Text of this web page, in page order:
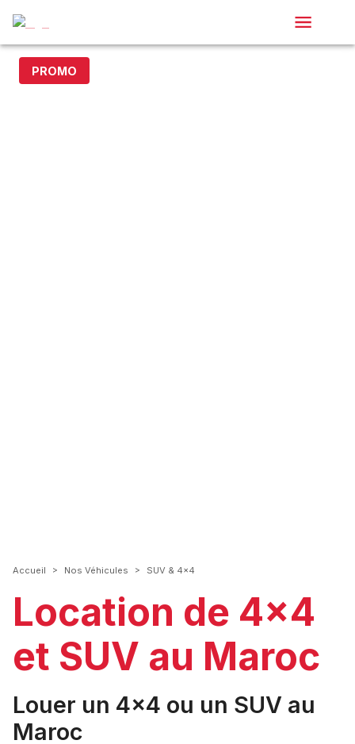
PROMO
Accueil > Nos Véhicules > SUV & 4x4
Location de 4x4
et SUV au Maroc
Louer un 4x4 ou un SUV au
Maroc